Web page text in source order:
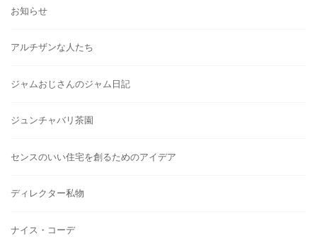
お知らせ
アルチザンな人たち
ジャムおじさんのジャム日記
ジュンチャバリ茶園
センスのいい住宅を創るためのアイデア
ディレクター私物
ナイス・コーデ